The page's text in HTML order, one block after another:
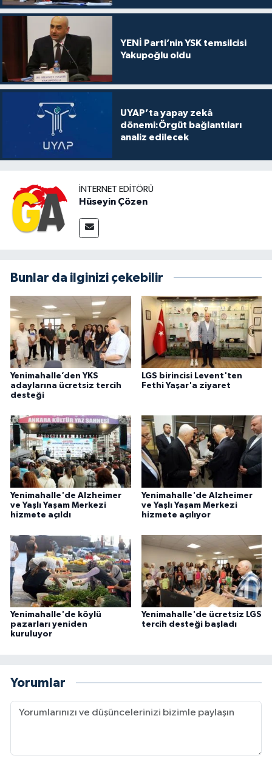
YENİ Parti’nin YSK temsilcisi
Yakupoğlu oldu
UYAP’ta yapay zekâ
dönemi:Örgüt bağlantıları
analiz edilecek
İNTERNET EDITÖRÜ
Hüseyin Çözen
Bunlar da ilginizi çekebilir
Yenimahalle’den YKS
adaylarına ücretsiz tercih
desteği
LGS birincisi Levent'ten
Fethi Yaşar'a ziyaret
Yenimahalle'de Alzheimer
ve Yaşlı Yaşam Merkezi
hizmete açıldı
Yenimahalle'de Alzheimer
ve Yaşlı Yaşam Merkezi
hizmete açılıyor
Yenimahalle'de köylü
pazarları yeniden
kuruluyor
Yenimahalle'de ücretsiz LGS
tercih desteği başladı
Yorumlar